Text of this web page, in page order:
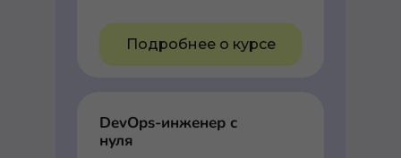
Подробнее о курсе
DevOps-инженер с
нуля